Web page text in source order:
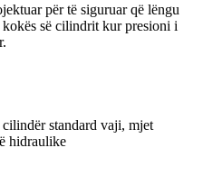
për të siguruar që lëngu
kokës së cilindrit kur presioni i
standard vaji, mjet
hidraulike